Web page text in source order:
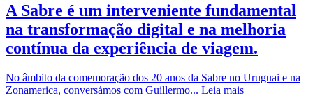
A Sabre é um interveniente fundamental
na transformação digital e na melhoria
contínua da experiência de viagem.
No âmbito da comemoração dos 20 anos da Sabre no Uruguai e na
Zonamerica, conversámos com Guillermo... Leia mais